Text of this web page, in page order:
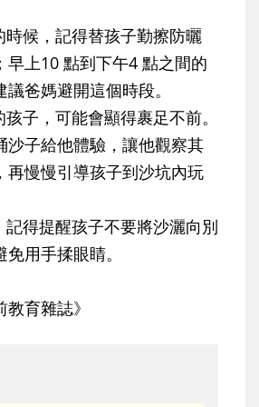
時候，記得替孩子勤擦防曬
早上10 點到下午4 點之間的
爸媽避開這個時段。
子，可能會顯得裹足不前。
沙子給他體驗，讓他觀察其
再慢慢引導孩子到沙坑內玩
得提醒孩子不要將沙灑向別
用手揉眼睛。
育雜誌》